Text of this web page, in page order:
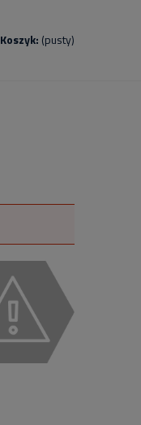
Koszyk: (pusty)